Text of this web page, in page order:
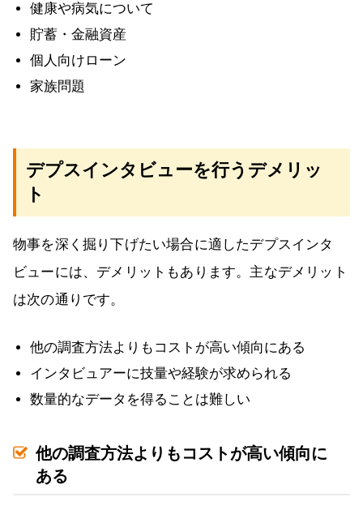
健康や病気について
貯蓄・金融資産
個人向けローン
家族問題
デプスインタビューを行うデメリッ
ト
物事を深く掘り下げたい場合に適したデプスインタ
ビューには、デメリットもあります。主なデメリット
は次の通りです。
他の調査方法よりもコストが高い傾向にある
インタビュアーに技量や経験が求められる
数量的なデータを得ることは難しい
他の調査方法よりもコストが高い傾向に
ある